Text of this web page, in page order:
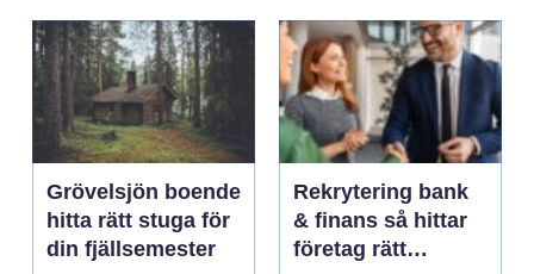
Grövelsjön boende
hitta rätt stuga för
din fjällsemester
Rekrytering bank
& finans så hittar
företag rätt